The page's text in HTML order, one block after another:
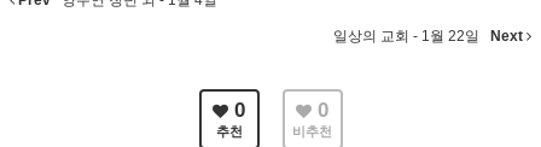
일상의 교회 - 1월 22일 Next
0
추천
0
비추천